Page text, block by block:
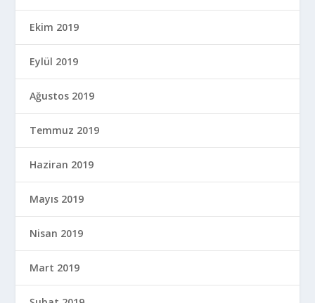
Ekim 2019
Eylül 2019
Ağustos 2019
Temmuz 2019
Haziran 2019
Mayıs 2019
Nisan 2019
Mart 2019